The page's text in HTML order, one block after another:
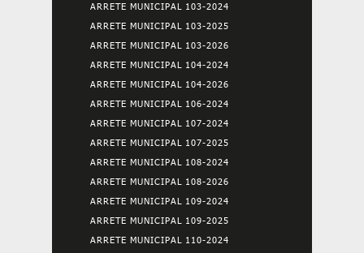
ARRETE MUNICIPAL 103-2024
ARRETE MUNICIPAL 103-2025
ARRETE MUNICIPAL 103-2026
ARRETE MUNICIPAL 104-2024
ARRETE MUNICIPAL 104-2026
ARRETE MUNICIPAL 106-2024
ARRETE MUNICIPAL 107-2024
ARRETE MUNICIPAL 107-2025
ARRETE MUNICIPAL 108-2024
ARRETE MUNICIPAL 108-2026
ARRETE MUNICIPAL 109-2024
ARRETE MUNICIPAL 109-2025
ARRETE MUNICIPAL 110-2024